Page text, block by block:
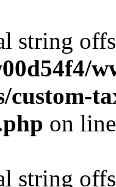
string
custom-
on
string